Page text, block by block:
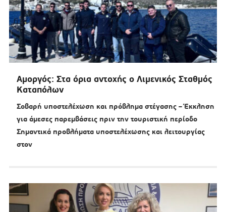
Αμοργός: Στα όρια αντοχής ο Λιμενικός Σταθμός
Καταπόλων
Σοβαρή υποστελέχωση και πρόβλημα στέγασης – Έκκληση
για άμεσες παρεμβάσεις πριν την τουριστική περίοδο
Σημαντικά προβλήματα υποστελέχωσης και λειτουργίας
στον